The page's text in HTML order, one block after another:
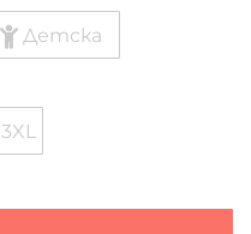
Детска
3XL